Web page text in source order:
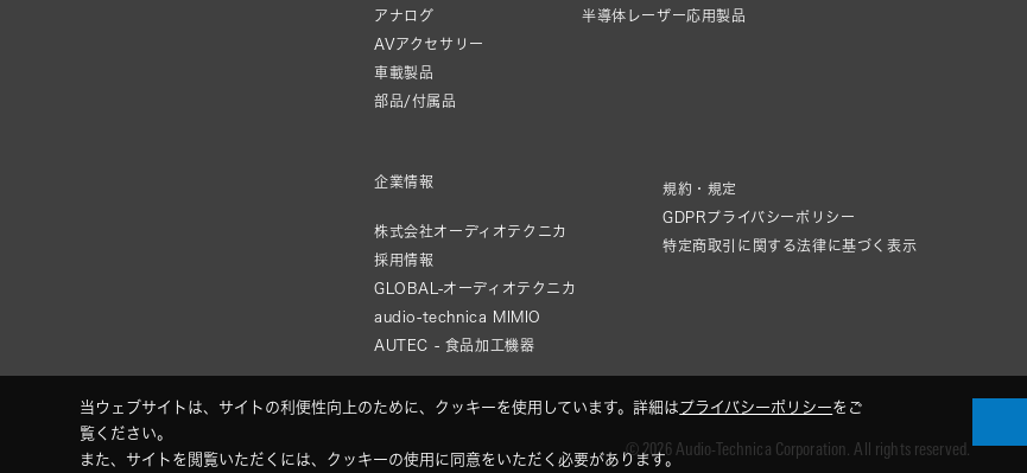
アナログ
AVアクセサリー
車載製品
部品/付属品
半導体レーザー応用製品
企業情報
株式会社オーディオテクニカ
採用情報
GLOBAL-オーディオテクニカ
audio-technica MIMIO
AUTEC - 食品加工機器
規約・規定
GDPRプライバシーポリシー
特定商取引に関する法律に基づく表示
© 2026 Audio-Technica Corporation. All rights reserved.
当ウェブサイトは、サイトの利便性向上のために、クッキーを使用しています。詳細はプライバシーポリシーをご
覧ください。
また、サイトを閲覧いただくには、クッキーの使用に同意をいただく必要があります。